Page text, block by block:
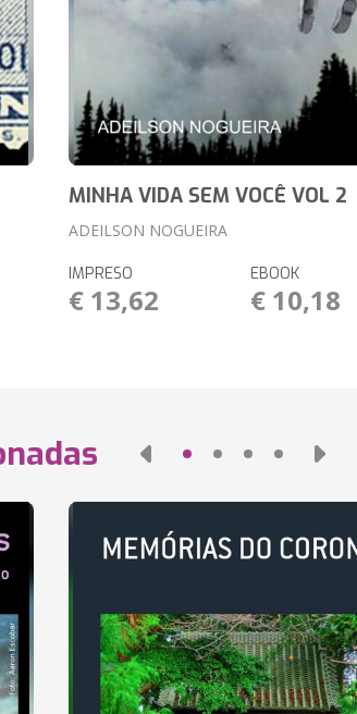
MINHA VIDA SEM VOCÊ VOL 2
ADEILSON NOGUEIRA
IMPRESO
€ 13,62
EBOOK
€ 10,18